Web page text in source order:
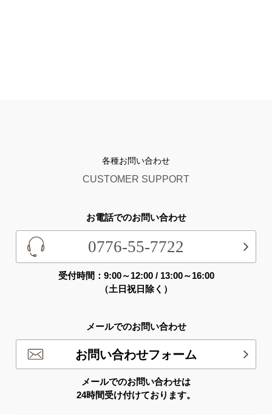
各種お問い合わせ
CUSTOMER SUPPORT
お電話でのお問い合わせ
0776-55-7722
受付時間：9:00～12:00 / 13:00～16:00
（土日祝日除く）
メールでのお問い合わせ
お問い合わせフォーム
メールでのお問い合わせは
24時間受け付けております。